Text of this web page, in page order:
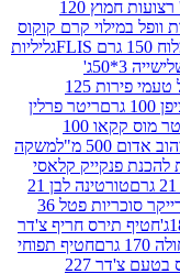
גומי קראנץ' רצועות חמוץ 120
קרם קוקוס
גליליות
סניקרס שלישייה 3*50ג'
סקיטלס GIANTS סוכריות ממולאות בג'ל טעמי פירות 125
ריטר פרלין
ריטר מוס קקאו 100
משקה
קלאסי
טורטינה לבן 21
אייס ברייקר סוכריות פטל 36
חריף צ'דר
חטיף תפוחי
מקלוני תירס בטעם צ'דר 227